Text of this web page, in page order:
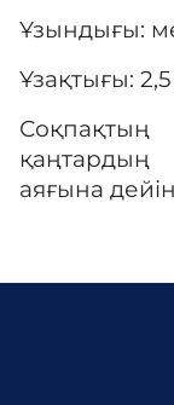
Өртке қарсы
Байланыс
Ұзындығы:
Ұзақтығы:
аяғына дейін